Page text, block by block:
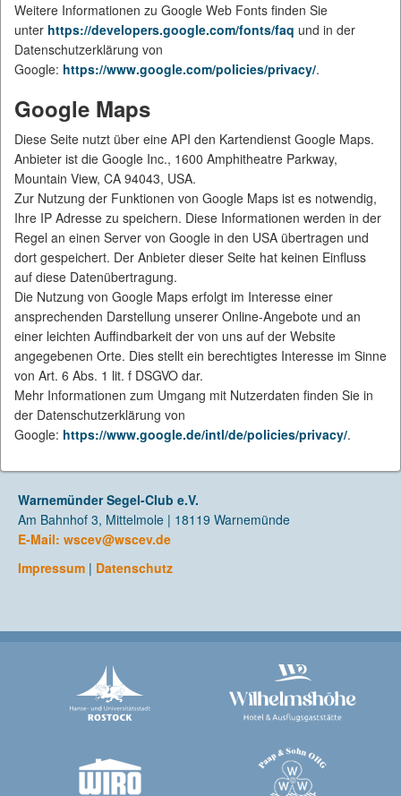
Weitere Informationen zu Google Web Fonts finden Sie
unter https://developers.google.com/fonts/faq und in der
Datenschutzerklärung von
Google: https://www.google.com/policies/privacy/.
Google Maps
Diese Seite nutzt über eine API den Kartendienst Google Maps.
Anbieter ist die Google Inc., 1600 Amphitheatre Parkway,
Mountain View, CA 94043, USA.
Zur Nutzung der Funktionen von Google Maps ist es notwendig,
Ihre IP Adresse zu speichern. Diese Informationen werden in der
Regel an einen Server von Google in den USA übertragen und
dort gespeichert. Der Anbieter dieser Seite hat keinen Einfluss
auf diese Datenübertragung.
Die Nutzung von Google Maps erfolgt im Interesse einer
ansprechenden Darstellung unserer Online-Angebote und an
einer leichten Auffindbarkeit der von uns auf der Website
angegebenen Orte. Dies stellt ein berechtigtes Interesse im Sinne
von Art. 6 Abs. 1 lit. f DSGVO dar.
Mehr Informationen zum Umgang mit Nutzerdaten finden Sie in
der Datenschutzerklärung von
Google: https://www.google.de/intl/de/policies/privacy/.
Warnemünder Segel-Club e.V.
Am Bahnhof 3, Mittelmole | 18119 Warnemünde
E-Mail: wscev@wscev.de
Impressum | Datenschutz